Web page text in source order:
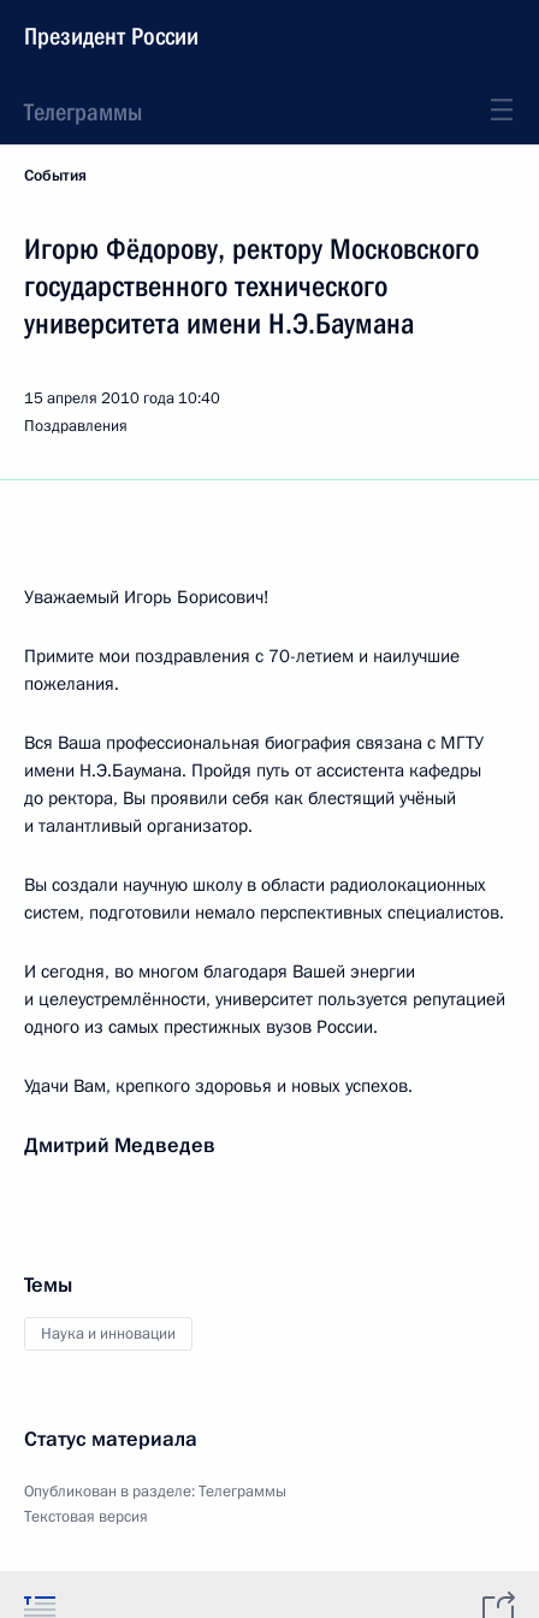
Президент России
Телеграммы
События
Игорю Фёдорову, ректору Московского
государственного технического
университета имени Н.Э.Баумана
15 апреля 2010 года 10:40
Поздравления
Уважаемый Игорь Борисович!
Примите мои поздравления с 70-летием и наилучшие
пожелания.
Вся Ваша профессиональная биография связана с МГТУ
имени Н.Э.Баумана. Пройдя путь от ассистента кафедры
до ректора, Вы проявили себя как блестящий учёный
и талантливый организатор.
Вы создали научную школу в области радиолокационных
систем, подготовили немало перспективных специалистов.
И сегодня, во многом благодаря Вашей энергии
и целеустремлённости, университет пользуется репутацией
одного из самых престижных вузов России.
Удачи Вам, крепкого здоровья и новых успехов.
Дмитрий Медведев
Темы
Наука и инновации
Статус материала
Опубликован в разделе:Телеграммы
Текстовая версия